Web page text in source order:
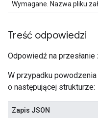
Wymagane. Nazwa pliku
Treść odpowiedzi
Odpowiedź na przesłanie
W przypadku
o następującej strukturze:
Zapis JSON